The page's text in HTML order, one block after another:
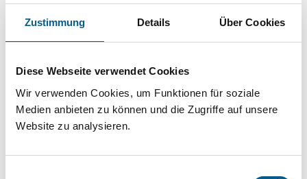
Zustimmung Details Über Cookies
Diese Webseite verwendet Cookies
Wir verwenden Cookies, um Funktionen für soziale
Medien anbieten zu können und die Zugriffe auf unsere
Website zu analysieren.
Projekt oder ein Vorhaben? Hier können Sie
direkt über unsere Fördermitteldatenbank und
Suche bitte die Groß- und Kleinschreibung
beachten.